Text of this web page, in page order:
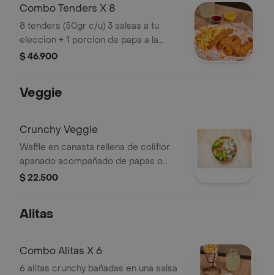
Combo Tenders X 8
8 tenders (50gr c/u) 3 salsas a tu
eleccion + 1 porcion de papa a la
francesa
$ 46.900
Veggie
Crunchy Veggie
Waffle en canasta rellena de coliflor
apanado acompañado de papas o
ensalada.
$ 22.500
Alitas
Combo Alitas X 6
6 alitas crunchy bañadas en una salsa